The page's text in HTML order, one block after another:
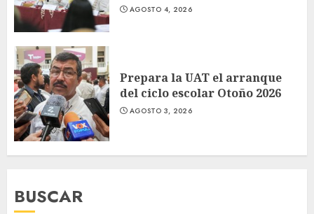
AGOSTO 4, 2026
Prepara la UAT el arranque
del ciclo escolar Otoño 2026
AGOSTO 3, 2026
BUSCAR